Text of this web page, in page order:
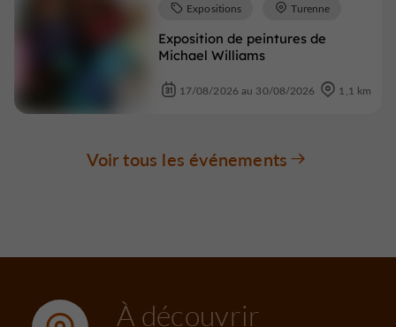
Exposition de peintures de
Michael Williams
Expositions Turenne
17/08/2026 au 30/08/2026 1,1 km
Voir tous les événements
À découvrir